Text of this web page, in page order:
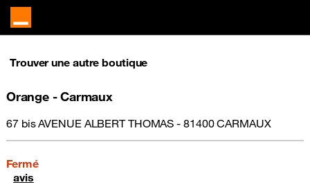
Trouver une autre boutique
Orange - Carmaux
67 bis AVENUE ALBERT THOMAS - 81400 CARMAUX
Fermé
avis